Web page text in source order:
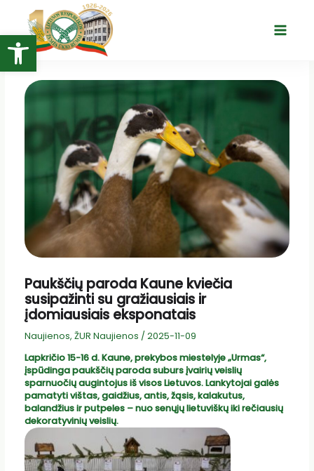
Open toolbar
turinio
Main
Paukščių paroda Kaune kviečia
susipažinti su gražiausiais ir
įdomiausiais eksponatais
Naujienos, ŽUR Naujienos / 2025-11-09
Lapkričio 15-16 d. Kaune, prekybos miestelyje „Urmas“,
įspūdinga paukščių paroda suburs įvairių veislių
sparnuočių augintojus iš visos Lietuvos. Lankytojai galės
pamatyti vištas, gaidžius, antis, žąsis, kalakutus,
balandžius ir putpeles – nuo senųjų lietuviškų iki rečiausių
dekoratyvinių veislių.